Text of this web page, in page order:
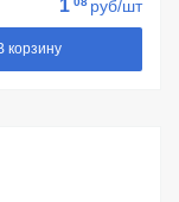
1 руб/шт
корзину